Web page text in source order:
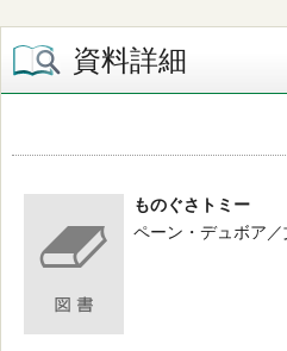
資料詳細
ものぐさトミー
ペーン・デュボア